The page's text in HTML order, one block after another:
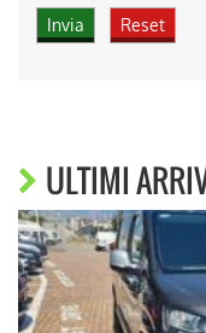
ULTIMI